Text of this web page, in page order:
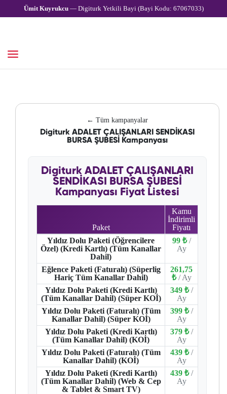
Ümit Kuyrukcu— Digiturk Yetkili Bayi (Bayi Kodu: 67067033)
← Tüm kampanyalar
Digiturk ADALET ÇALIŞANLARI SENDİKASI
BURSA ŞUBESİ Kampanyası
Digiturk ADALET ÇALIŞANLARI
SENDİKASI BURSA ŞUBESİ
Kampanyası Fiyat Listesi
Paket
Kamu
İndirimli
Fiyatı
Yıldız Dolu Paketi (Öğrencilere
Özel) (Kredi Kartlı) (Tüm Kanallar
Dahil)
99 ₺ /
Ay
Eğlence Paketi (Faturalı) (Süperlig
Hariç Tüm Kanallar Dahil)
261,75
₺ / Ay
Yıldız Dolu Paketi (Kredi Kartlı)
(Tüm Kanallar Dahil) (Süper KOİ)
349 ₺ /
Ay
Yıldız Dolu Paketi (Faturalı) (Tüm
Kanallar Dahil) (Süper KOİ)
399 ₺ /
Ay
Yıldız Dolu Paketi (Kredi Kartlı)
(Tüm Kanallar Dahil) (KOİ)
379 ₺ /
Ay
Yıldız Dolu Paketi (Faturalı) (Tüm
Kanallar Dahil) (KOİ)
439 ₺ /
Ay
Yıldız Dolu Paketi (Kredi Kartlı)
(Tüm Kanallar Dahil) (Web & Cep
& Tablet & Smart TV)
439 ₺ /
Ay